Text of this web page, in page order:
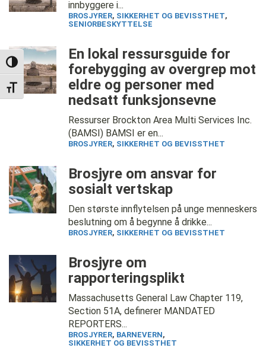
TOGGLE HIGH CONTRAST
TOGGLE FONT SIZE
innbyggere i...
BROSJYRER, SIKKERHET OG BEVISSTHET,
SENIORBESKYTTELSE
En lokal ressursguide for
forebygging av overgrep mot
eldre og personer med
nedsatt funksjonsevne
Ressurser Brockton Area Multi Services Inc.
(BAMSI) BAMSI er en...
BROSJYRER, SIKKERHET OG BEVISSTHET
Brosjyre om ansvar for
sosialt vertskap
Den største innflytelsen på unge menneskers
beslutning om å begynne å drikke...
BROSJYRER, SIKKERHET OG BEVISSTHET
Brosjyre om
rapporteringsplikt
Massachusetts General Law Chapter 119,
Section 51A, definerer MANDATED
REPORTERS...
BROSJYRER, BARNEVERN,
SIKKERHET OG BEVISSTHET